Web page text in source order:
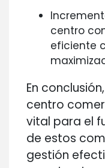
centro
eficiente
En
centro
vital para el
de estos
gestión